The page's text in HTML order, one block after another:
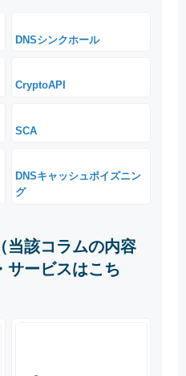
DNSシンクホール
CryptoAPI
SCA
DNSキャッシュポイズニン
グ
当該コラムの内容
サービスはこち